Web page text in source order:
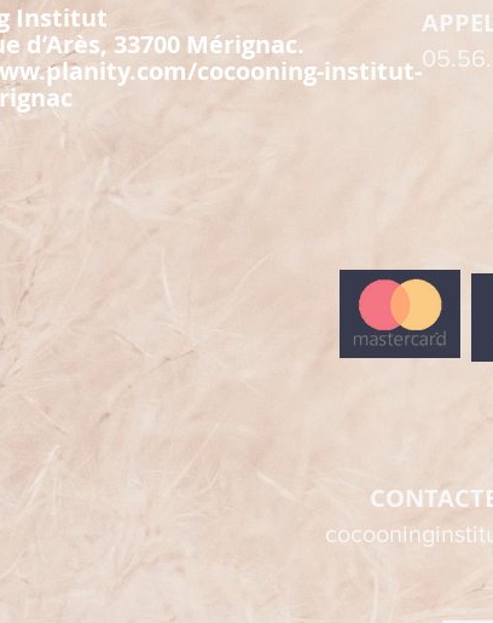
Institut
d’Arès, 33700 Mérignac.
cocooning-institut-